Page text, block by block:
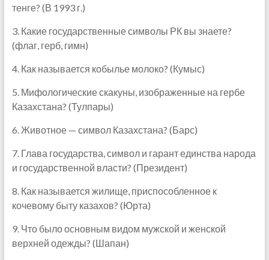
тенге? (В 1993 г.)
3. Какие государственные символы РК вы знаете?
(флаг, герб, гимн)
4. Как называется кобылье молоко? (Кумыс)
5. Мифологические скакуны, изображенные на гербе
Казахстана? (Тулпары)
6. Животное — символ Казахстана? (Барс)
7. Глава государства, символ и гарант единства народа
и государственной власти? (Президент)
8. Как называется жилище, приспособленное к
кочевому быту казахов? (Юрта)
9. Что было основным видом мужской и женской
верхней одежды? (Шапан)